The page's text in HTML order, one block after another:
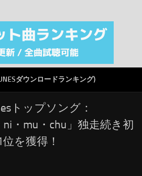
間トップソング
ダウンロードランキング)
トップソング：
ni・mu・chu」独走続き初
を獲得！